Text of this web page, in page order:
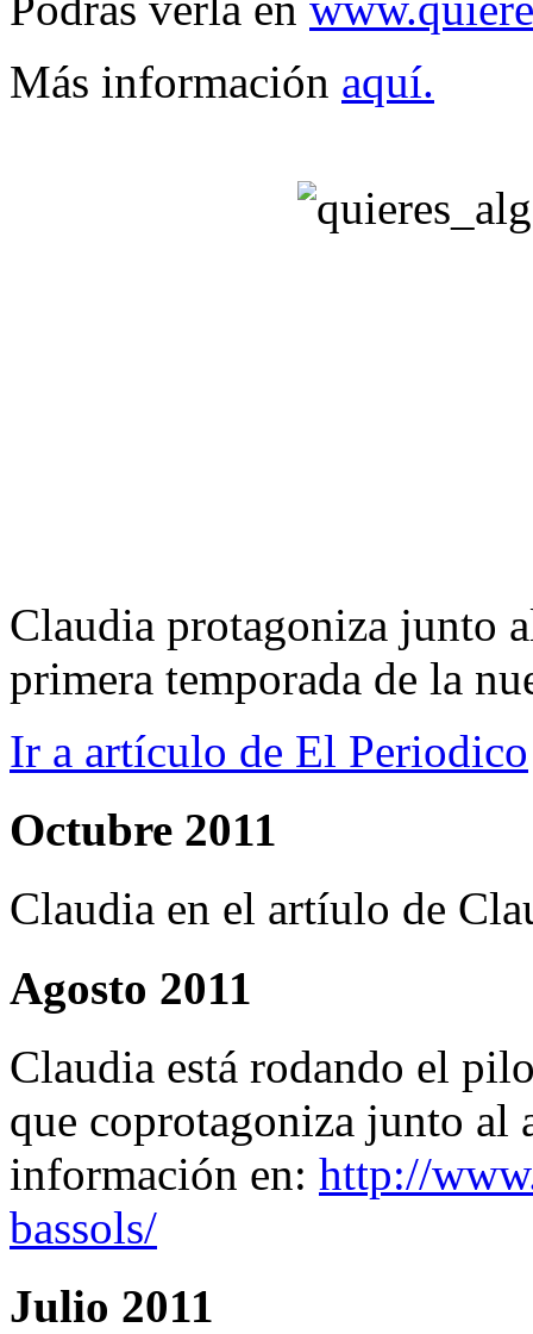
Más información aquí.
Claudia protagoniza junto
primera temporada de la
Ir a artículo de El Periodico
Octubre 2011
Claudia en el artíulo de
Agosto 2011
Claudia está rodando el
que coprotagoniza junto al
información en: http://
bassols/
Julio 2011